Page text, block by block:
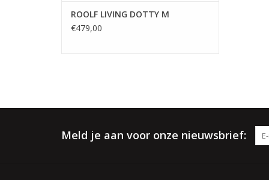
ROOLF LIVING DOTTY M
€479,00
Meld je aan voor onze nieuwsbrief: